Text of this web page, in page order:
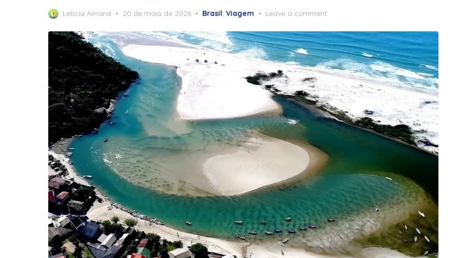
Leticia Amaral
Posted
20 de maio de 2026 Brasil, Viagem Leave a comment